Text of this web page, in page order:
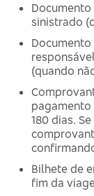
sinistrado
(quando
180 dias.
Bilhete de
fim da